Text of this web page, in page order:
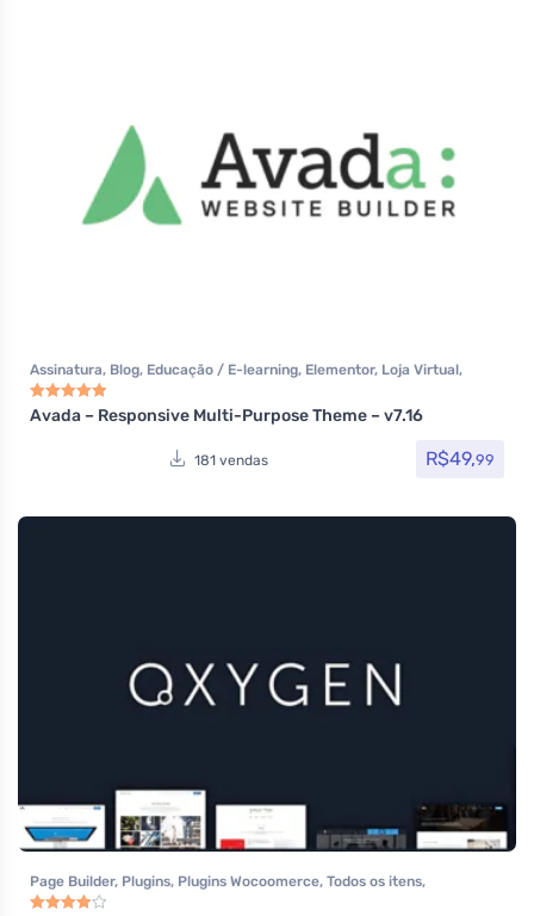
Assinatura, Blog, Educação / E-learning, Elementor, Loja Virtual,
MarketPlace
Todos os itens, Woocommerce
de 5
Avada – Responsive Multi-Purpose Theme – v7.16
181 vendas R$49,99
Page Builder, Plugins, Plugins Wocoomerce, Todos os itens,
Woocommerce